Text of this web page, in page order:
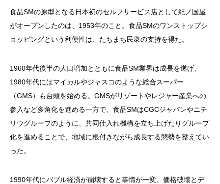
食品SMの原型となる日本初のセルフサービス店として紀ノ国屋
がオープンしたのは、1953年のこと。食品SMのワンストップシ
ョッピングという利便性は、たちまち民衆の支持を得た。
1960年代後半の人口増加とともに食品SM業界は成長を遂げ、
1980年代にはマイカルやジャスコのような総合スーパー
（GMS）も台頭を始める。GMSがリゾートやレジャー産業への
参入など多角化を進める一方で、食品SMはCGCジャパンやニチ
リウグループのように、共同仕入れ機構を立ち上げたりグループ
化を進めることで、地域に根付きながら成長する態勢を整えてい
った。
1990年代にバブル経済が崩壊すると事情が一変。価格破壊とデ